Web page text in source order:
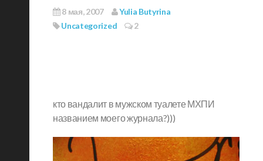
8 мая, 2007
Yulia Butyrina
Uncategorized
2
кто вандалит в мужском туалете МХПИ
названием моего журнала?)))
ГЛАВНАЯ
О СЕБЕ
ВЕЧЕРИНКИ
НЕОБЫЧНЫЕ МЕСТА
Я НА ISTOCK